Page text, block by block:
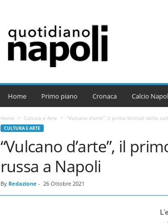
Home Primo piano Cronaca Calcio
Home Cultura e Arte “Vulcano d’arte”, il primo festival della
CULTURA E ARTE
“Vulcano d’arte”, il
russa a Napoli
By Redazione - 26 Ottobre 2021